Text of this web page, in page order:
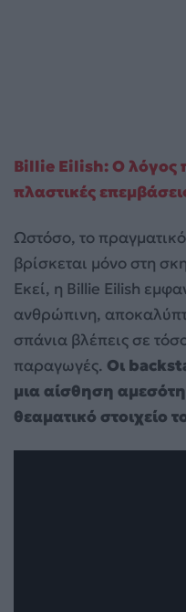
Billie Eilish: Ο λόγος
πλαστικές
Ωστόσο, το πραγματικό
βρίσκεται μόνο στη
Εκεί, η Billie Eilish
ανθρώπινη,
σπάνια βλέπεις σε
παραγωγές. Οι
μια αίσθηση
θεαματικό στοιχείο